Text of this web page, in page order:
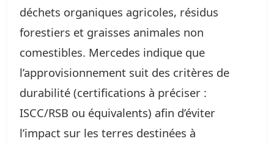
déchets organiques agricoles, résidus
forestiers et graisses animales non
comestibles. Mercedes indique que
l’approvisionnement suit des critères de
durabilité (certifications à préciser :
ISCC/RSB ou équivalents) afin d’éviter
l’impact sur les terres destinées à